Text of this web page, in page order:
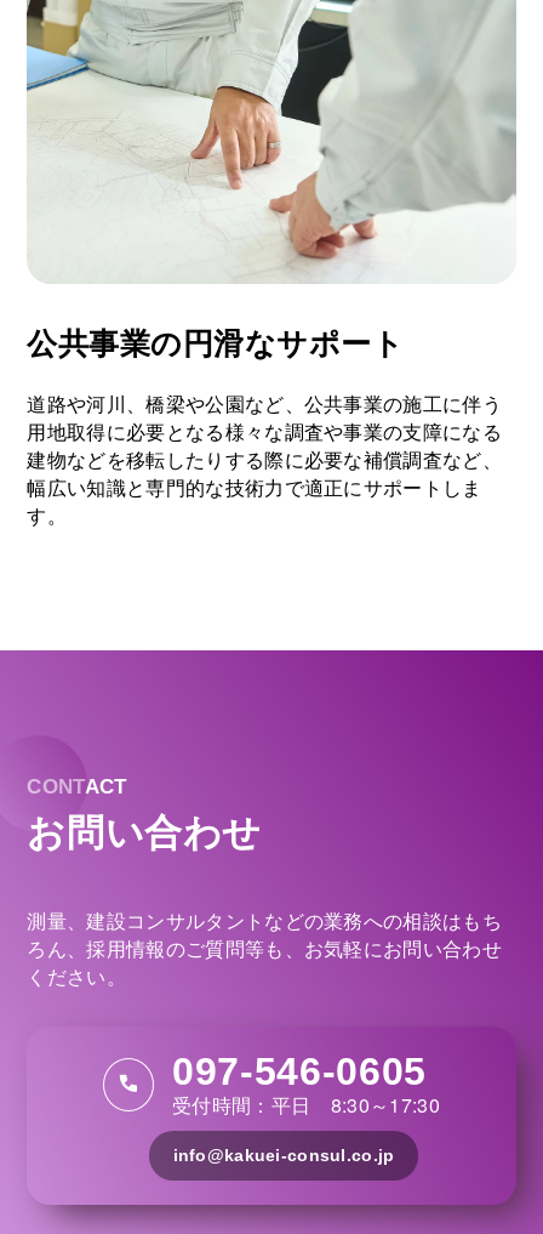
公共事業の円滑なサポート
道路や河川、橋梁や公園など、公共事業の施工に伴う
用地取得に必要となる様々な調査や事業の支障になる
建物などを移転したりする際に必要な補償調査など、
幅広い知識と専門的な技術力で適正にサポートしま
す。
CONTACT
お問い合わせ
測量、建設コンサルタントなどの業務への相談はもち
ろん、採用情報のご質問等も、お気軽にお問い合わせ
ください。
097-546-0605
受付時間：平日 8:30～17:30
info@kakuei-consul.co.jp